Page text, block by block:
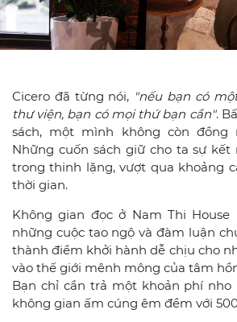
Cicero đã từng nói, "nếu bạn có
thư viện, bạn có mọi thứ bạn cần".
sách, một mình không còn đồng
Những cuốn sách giữ cho ta sự kết
trong thinh lặng, vượt qua khoảng
thời gian.
Không gian đọc ở Nam Thi
những cuộc tao ngộ và đàm luận
thành điểm khởi hành dễ chịu cho
vào thế giới mênh mông của tâm
Bạn chỉ cần trả một khoản phí
không gian ấm cúng êm đềm với